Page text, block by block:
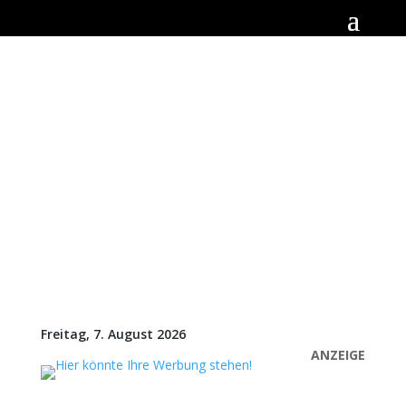
Freitag, 7. August 2026
ANZEIGE